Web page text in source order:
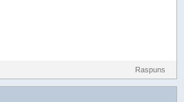
Raspuns